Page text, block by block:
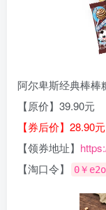
阿尔卑斯经典棒棒
【原价】39.90元
【券后价】28.90元
【领券地址】
【淘口令】
0￥